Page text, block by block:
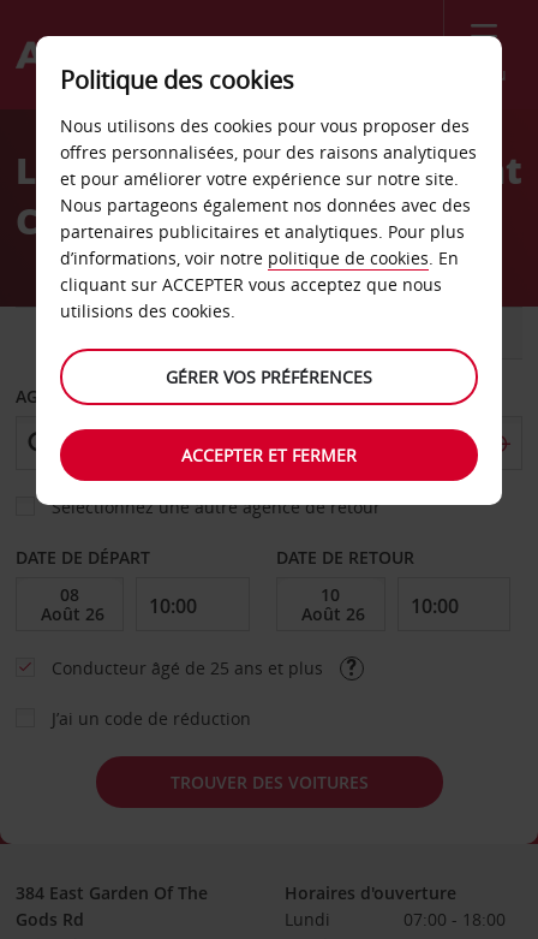
Menu
Welcome
AvisLocation de voiture Agilent
Colorado Springs Av
AGENCE DE DÉPART
Sélectionnez une autre agence de retour
DATE DE DÉPART DATE DE RETOUR
Conducteur âgé de 25 ans et plus
J’ai un code de réduction
TROUVER DES VOITURES
384 East Garden Of The
Gods Rd
Horaires d'ouverture
Lundi
07:00 - 18:00
Politique des cookies
Nous utilisons des cookies pour vous proposer des
offres personnalisées, pour des raisons analytiques
et pour améliorer votre expérience sur notre site.
Nous partageons également nos données avec des
partenaires publicitaires et analytiques. Pour plus
d’informations, voir notre politique de cookies. En
cliquant sur ACCEPTER vous acceptez que nous
utilisions des cookies.
GÉRER VOS PRÉFÉRENCES
ACCEPTER ET FERMER